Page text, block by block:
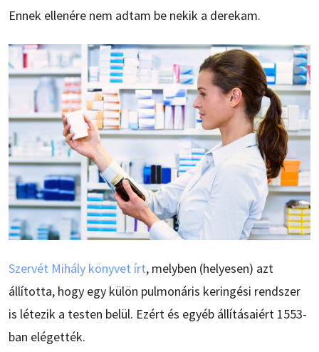
Ennek ellenére nem adtam be nekik a derekam.
Szervét Mihály könyvet írt, melyben (helyesen) azt
állította, hogy egy külön pulmonáris keringési rendszer
is létezik a testen belül. Ezért és egyéb állításaiért 1553-
ban elégették.